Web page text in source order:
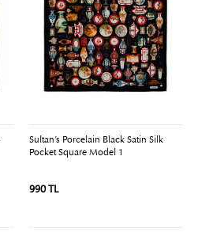
Sultan’s Porcelain Black Satin Silk
Pocket Square Model 1
990 TL